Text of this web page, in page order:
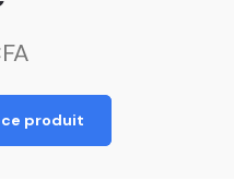
produit